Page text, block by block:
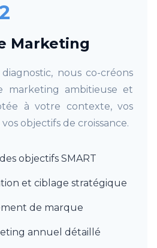
Marketing
nous co-créons
marketing ambitieuse et
à votre contexte, vos
objectifs de croissance.
objectifs SMART
et ciblage stratégique
de marque
annuel détaillé